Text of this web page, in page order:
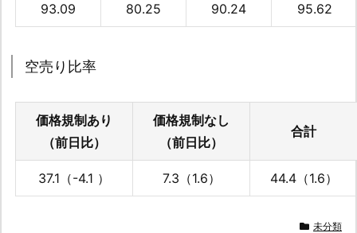
93.09 80.25 90.24 95.62
空売り比率
価格規制あり
（前日比）
価格規制なし
（前日比）
合計
37.1（-4.1 ） 7.3（1.6） 44.4（1.6）
未分類